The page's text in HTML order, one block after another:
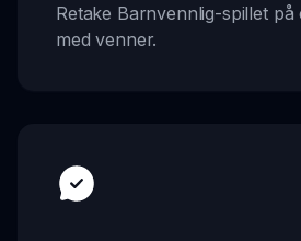
Retake Barnvennlig-spillet på
med venner.